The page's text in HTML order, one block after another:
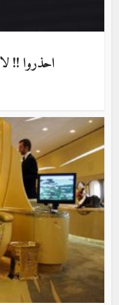
احذروا !!